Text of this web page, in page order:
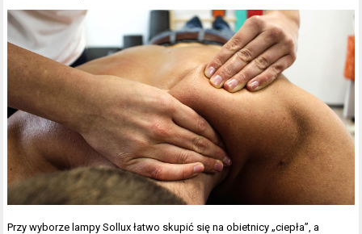
Przy wyborze lampy Sollux łatwo skupić się na obietnicy „ciepła”, a